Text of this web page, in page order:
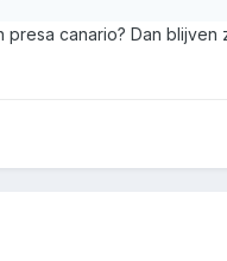
presa canario? Dan